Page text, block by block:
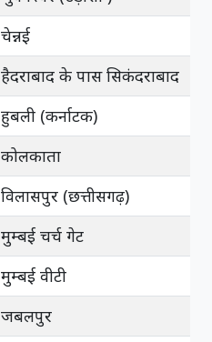
चेन्नई
हैदराबाद के पास सिकंदराबाद
हुबली (कर्नाटक)
कोलकाता
विलासपुर (छत्तीसगढ़)
मुम्बई चर्च गेट
मुम्बई वीटी
जबलपुर